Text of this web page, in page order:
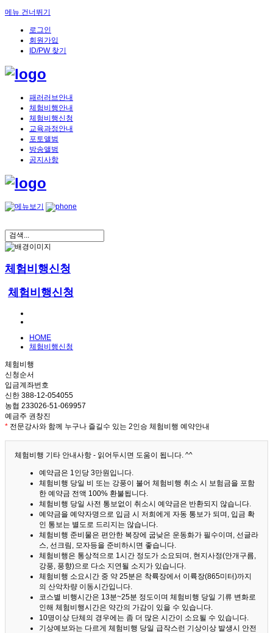
메뉴 건너뛰기
로그인
회원가입
ID/PW 찾기
패러러브안내
체험비행안내
체험비행신청
교육과정안내
포토앨범
방송앨범
공지사항
체험비행신청
체험비행신청
HOME
체험비행신청
체험비행
신청순서
입금계좌번호
신한 388-12-054055
농협 233026-51-069957
예금주 권창진
* 전문강사와 함께 누구나 즐길수 있는 2인승 체험비행 예약안내
체험비행 기타 안내사항 - 읽어두시면 도움이 됩니다. ^^
예약금은 1인당 3만원입니다.
체험비행 당일 비 또는 강풍이 불어 체험비행 취소 시 보험금을 포함
한 예약금 전액 100% 환불됩니다.
체험비행 당일 사전 통보없이 취소시 예약금은 반환되지 않습니다.
예약금을 예약자명으로 입금 시 저희에게 자동 통보가 되며, 입금 확
인 통보는 별도로 드리지는 않습니다.
체험비행 준비물은 편안한 복장에 굽낮은 운동화가 필수이며, 선글라
스, 선크림, 모자등을 준비하시면 좋습니다.
체험비행은 통상적으로 1시간 정도가 소요되며, 현지사정(안개구름,
강풍, 풍향)으로 다소 지연될 소지가 있습니다.
체험비행 소요시간 중 약 25분은 착륙장에서 이륙장(865미터)까지
의 산악차량 이동시간입니다.
코스별 비행시간은 13분~25분 정도이며 체험비행 당일 기류 변화로
인해 체험비행시간은 약간의 가감이 있을 수 있습니다.
10명이상 단체의 경우에는 좀 더 많은 시간이 소요될 수 있습니다.
기상예보와는 다르게 체험비행 당일 급작스런 기상이상 발생시 안전